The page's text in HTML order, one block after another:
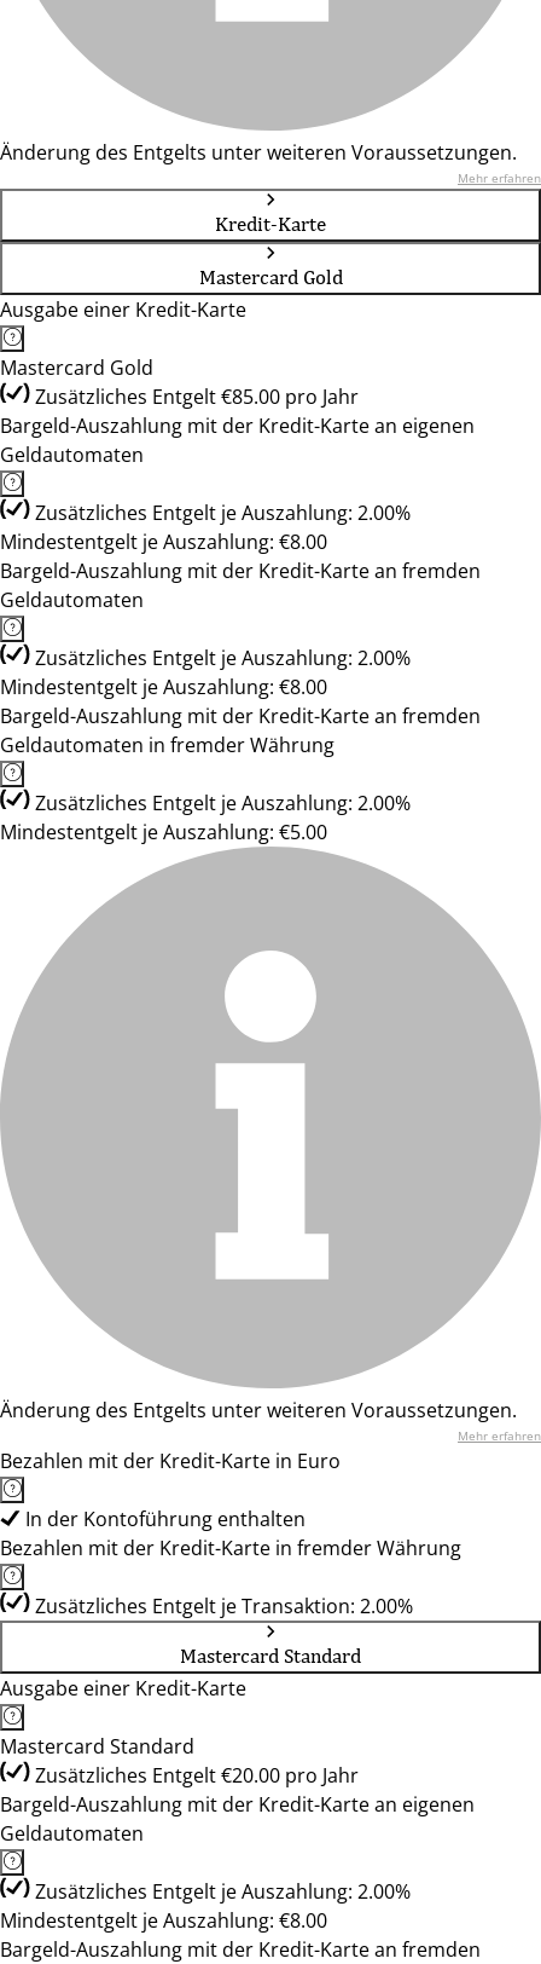
Änderung des Entgelts unter weiteren Voraussetzungen.
Mehr erfahren
Kredit-Karte
Mastercard Gold
Ausgabe einer Kredit-Karte
Mastercard Gold
Zusätzliches Entgelt €85.00 pro Jahr
Bargeld-Auszahlung mit der Kredit-Karte an eigenen
Geldautomaten
Zusätzliches Entgelt je Auszahlung: 2.00%
Mindestentgelt je Auszahlung: €8.00
Bargeld-Auszahlung mit der Kredit-Karte an fremden
Geldautomaten
Zusätzliches Entgelt je Auszahlung: 2.00%
Mindestentgelt je Auszahlung: €8.00
Bargeld-Auszahlung mit der Kredit-Karte an fremden
Geldautomaten in fremder Währung
Zusätzliches Entgelt je Auszahlung: 2.00%
Mindestentgelt je Auszahlung: €5.00
Änderung des Entgelts unter weiteren Voraussetzungen.
Mehr erfahren
Bezahlen mit der Kredit-Karte in Euro
In der Kontoführung enthalten
Bezahlen mit der Kredit-Karte in fremder Währung
Zusätzliches Entgelt je Transaktion: 2.00%
Mastercard Standard
Ausgabe einer Kredit-Karte
Mastercard Standard
Zusätzliches Entgelt €20.00 pro Jahr
Bargeld-Auszahlung mit der Kredit-Karte an eigenen
Geldautomaten
Zusätzliches Entgelt je Auszahlung: 2.00%
Mindestentgelt je Auszahlung: €8.00
Bargeld-Auszahlung mit der Kredit-Karte an fremden